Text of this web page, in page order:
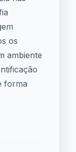
os
ambiente
forma